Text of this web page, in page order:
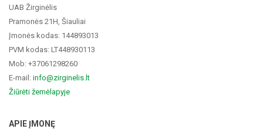
UAB Žirginėlis
Pramonės 21H, Šiauliai
Įmonės kodas: 144893013
PVM kodas: LT448930113
Mob: +37061298260
E-mail: info@zirginelis.lt
Žiūrėti žemėlapyje
APIE ĮMONĘ